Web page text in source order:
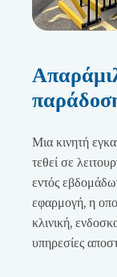
Μια κινητή
τεθεί σε
εντός
εφαρμογή, η
κλινική,
υπηρεσίες